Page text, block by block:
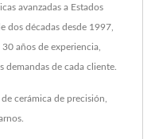
avanzadas a Estados
dos décadas desde 1997,
años de experiencia,
demandas de cada cliente.
de cerámica de precisión